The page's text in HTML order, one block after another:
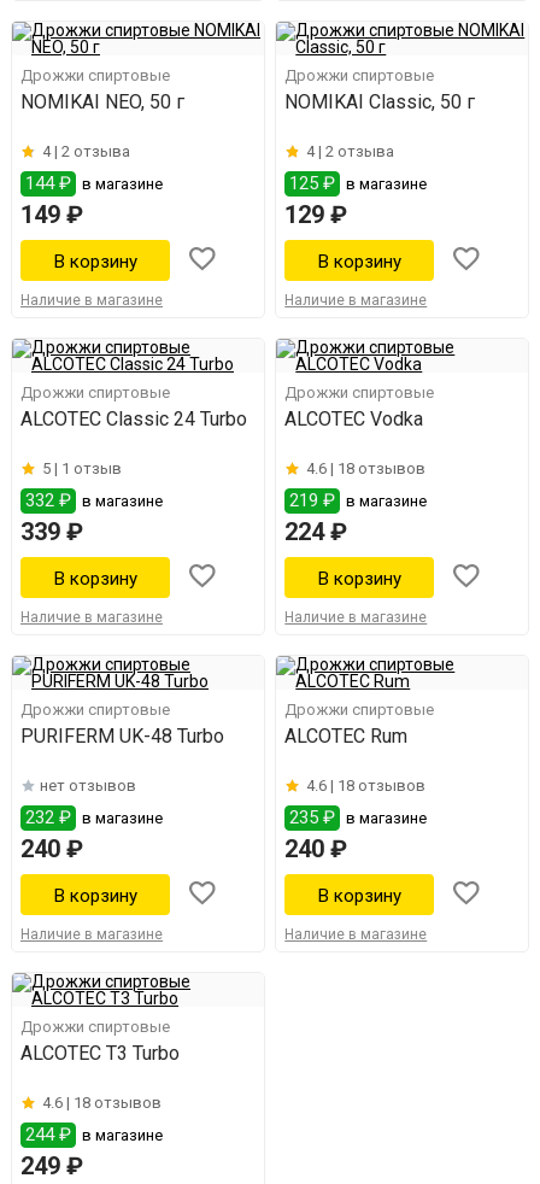
Дрожжи спиртовые
NOMIKAI NEO, 50 г
4 | 2 отзыва
144 ₽ в магазине
149 ₽
Наличие в магазине
Дрожжи спиртовые
NOMIKAI Classic, 50 г
4 |2 отзыва
125 ₽ в магазине
129 ₽
Наличие в магазине
Дрожжи спиртовые
ALCOTEC Classic 24 Turbo
5 | 1 отзыв
332 ₽ в магазине
339 ₽
Наличие в магазине
Дрожжи спиртовые
ALCOTEC Vodka
4.6 | 18 отзывов
219 ₽ в магазине
224 ₽
Наличие в магазине
Дрожжи спиртовые
PURIFERM UK-48 Turbo
нет отзывов
232 ₽ в магазине
240 ₽
Наличие в магазине
Дрожжи спиртовые
ALCOTEC Rum
4.6 | 18 отзывов
235 ₽ в магазине
240 ₽
Наличие в магазине
Дрожжи спиртовые
ALCOTEC T3 Turbo
4.6 | 18 отзывов
244 ₽ в магазине
249 ₽